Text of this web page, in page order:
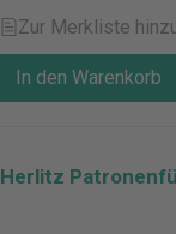
Zur Merkliste
In den Warenkorb
Herlitz